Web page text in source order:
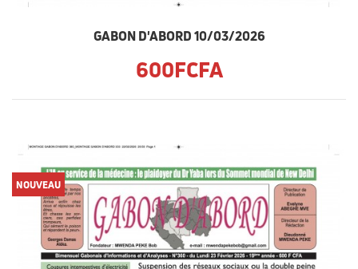
GABON D'ABORD 10/03/2026
600FCFA
NOUVEAU